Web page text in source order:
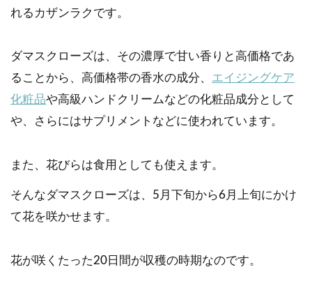
れるカザンラクです。
ダマスクローズは、その濃厚で甘い香りと高価格であ
ることから、高価格帯の香水の成分、 エイジングケア
化粧品や高級ハンドクリームなどの化粧品成分として
や、さらにはサプリメントなどに使われています。
また、花びらは食用としても使えます。
そんなダマスクローズは、5月下旬から6月上旬にかけ
て花を咲かせます。
花が咲くたった20日間が収穫の時期なのです。